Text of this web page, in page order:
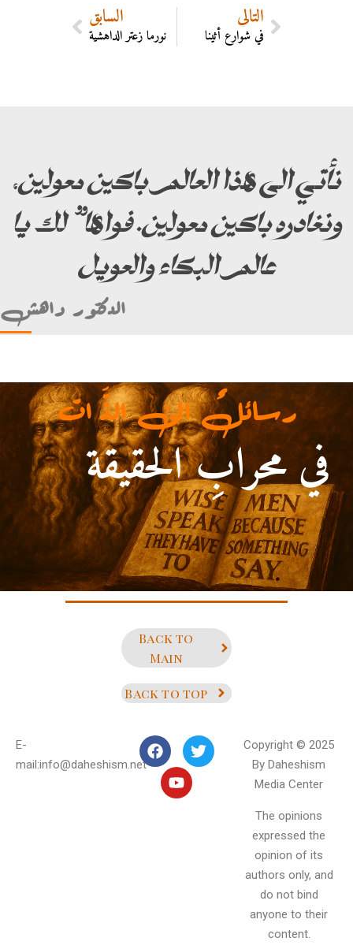
السابق
نورما زعتر الداهشية
التالي
في شوارع أثينا
نأتي الى هذا العالم باكين معولين،
ونغادره باكين معولين. فواها” لك يا
عالم البكاء والعويل
الدكتور داهش
في محرابِ الحقيقة
علي بن أبي طالب)
رسائلٌ الى الذَّ ات
Back to
Main
Back to top
E-
mail:info@daheshism.net
Copyright © 2025
By Daheshism
Media Center
The opinions
expressed the
opinion of its
authors only, and
do not bind
anyone to their
content.